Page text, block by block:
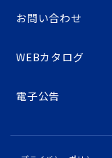
お問い合わせ
WEBカタログ
電子公告